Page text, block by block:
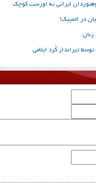
ایرانی به اورست کوچک
در المپیک!
تیرانداز کُرد ایلامی